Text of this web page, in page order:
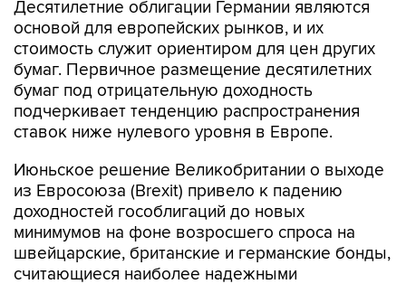
стоимость служит ориентиром для цен других
бумаг. Первичное размещение десятилетних
бумаг под отрицательную доходность
подчеркивает тенденцию распространения
ставок ниже нулевого уровня в Европе.
Июньское решение Великобритании о выходе
доходностей гособлигаций до новых
минимумов на фоне возросшего спроса на
швейцарские, британские и германские бонды,
считающиеся наиболее надежными
инструментами.